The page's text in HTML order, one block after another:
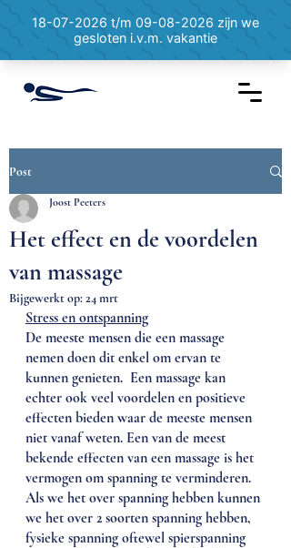
Post
Het effect en de voordelen
van massage
Joost Peeters
Bijgewerkt op:24 mrt
Stress en ontspanning
De meeste mensen die een massage
nemen doen dit enkel om ervan te
kunnen genieten.  Een massage kan
echter ook veel voordelen en positieve
effecten bieden waar de meeste mensen
niet vanaf weten. Een van de meest
bekende effecten van een massage is het
vermogen om spanning te verminderen.
Als we het over spanning hebben kunnen
we het over 2 soorten spanning hebben,
fysieke spanning oftewel spierspanning